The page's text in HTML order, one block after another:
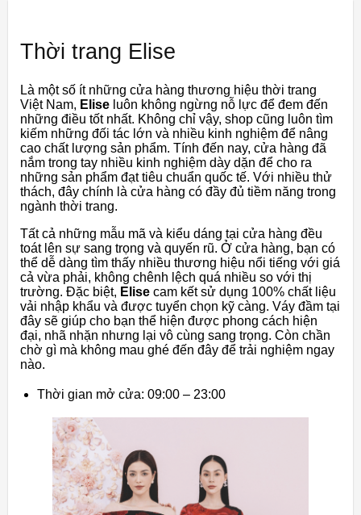
Thời trang Elise
Là một số ít những cửa hàng thương hiệu thời trang
Việt Nam, Elise luôn không ngừng nỗ lực để đem đến
những điều tốt nhất. Không chỉ vậy, shop cũng luôn tìm
kiếm những đối tác lớn và nhiều kinh nghiệm để nâng
cao chất lượng sản phẩm. Tính đến nay, cửa hàng đã
nắm trong tay nhiều kinh nghiệm dày dặn để cho ra
những sản phẩm đạt tiêu chuẩn quốc tế. Với nhiều thử
thách, đây chính là cửa hàng có đầy đủ tiềm năng trong
ngành thời trang.
Tất cả những mẫu mã và kiểu dáng tại cửa hàng đều
toát lên sự sang trọng và quyến rũ. Ở cửa hàng, bạn có
thể dễ dàng tìm thấy nhiều thương hiệu nổi tiếng với giá
cả vừa phải, không chênh lệch quá nhiều so với thị
trường. Đặc biệt, Elise cam kết sử dụng 100% chất liệu
vải nhập khẩu và được tuyển chọn kỹ càng. Váy đầm tại
đây sẽ giúp cho bạn thể hiện được phong cách hiện
đại, nhã nhặn nhưng lại vô cùng sang trọng. Còn chần
chờ gì mà không mau ghé đến đây để trải nghiệm ngay
nào.
Thời gian mở cửa: 09:00 – 23:00